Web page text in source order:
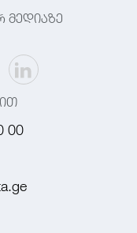
მედიაზე
00